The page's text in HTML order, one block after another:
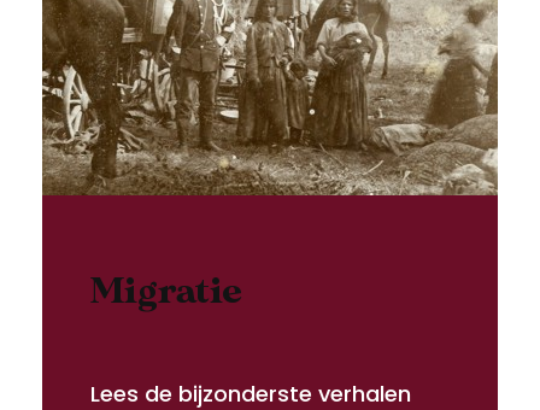
Migratie
Lees de bijzonderste verhalen